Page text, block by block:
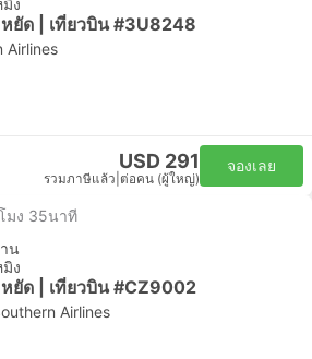
ง
ยัด | เที่ยวบิน #3U8248
Airlines
USD 291
รวมภาษีแล้ว ต่อคน (ผู้ใหญ่)
จองเลย
มง 35นาที
น
ง
ยัด | เที่ยวบิน #CZ9002
Airlines